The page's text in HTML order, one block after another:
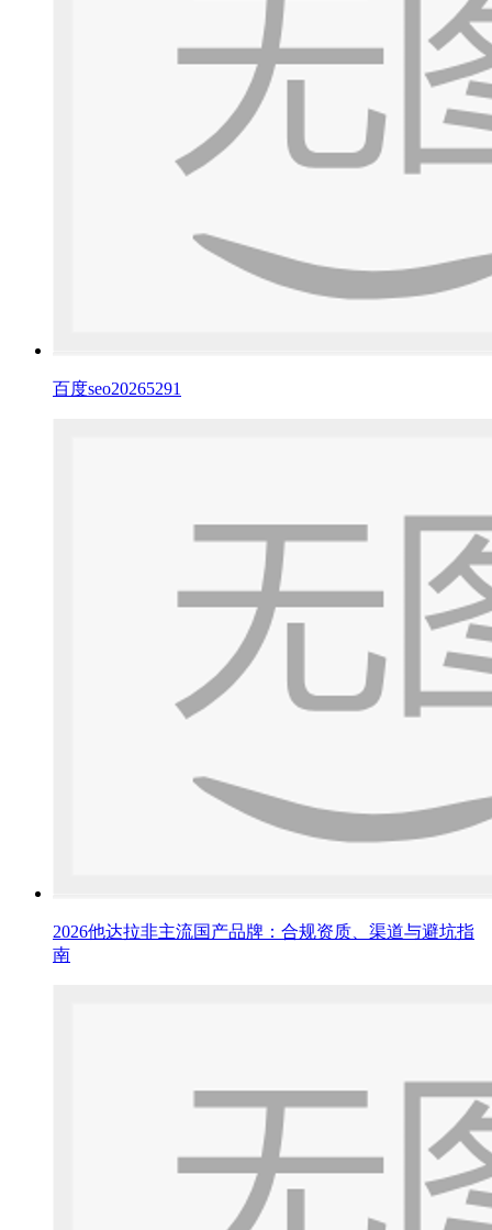
百度seo20265291
2026他达拉非主流国产品牌：合规资质、渠道与避坑指
南